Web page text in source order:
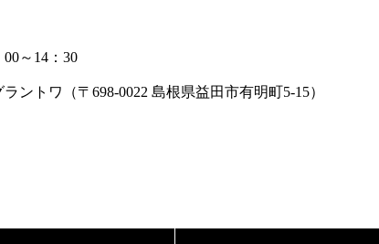
～14：30
ントワ（〒698-0022 島根県益田市有明町5-15）